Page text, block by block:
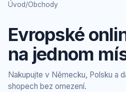
Úvod/Obchody
Evropské
na jednom
Nakupujte v Německu, Polsku a
shopech bez omezení.